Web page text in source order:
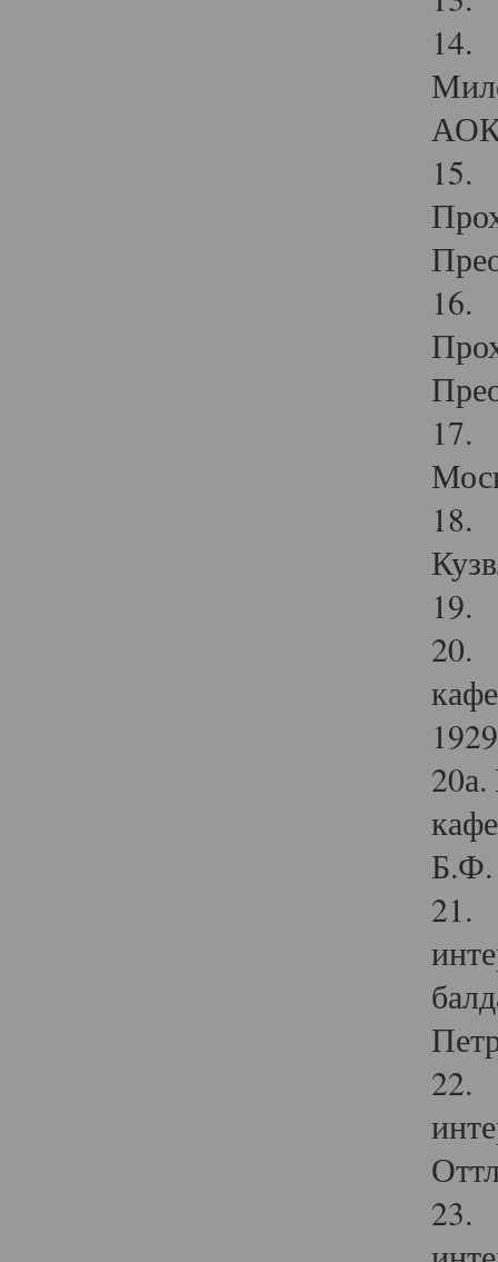
14.
15.
16.
17.
18.
19.
20.
Б.Ф.
21.
22.
23.